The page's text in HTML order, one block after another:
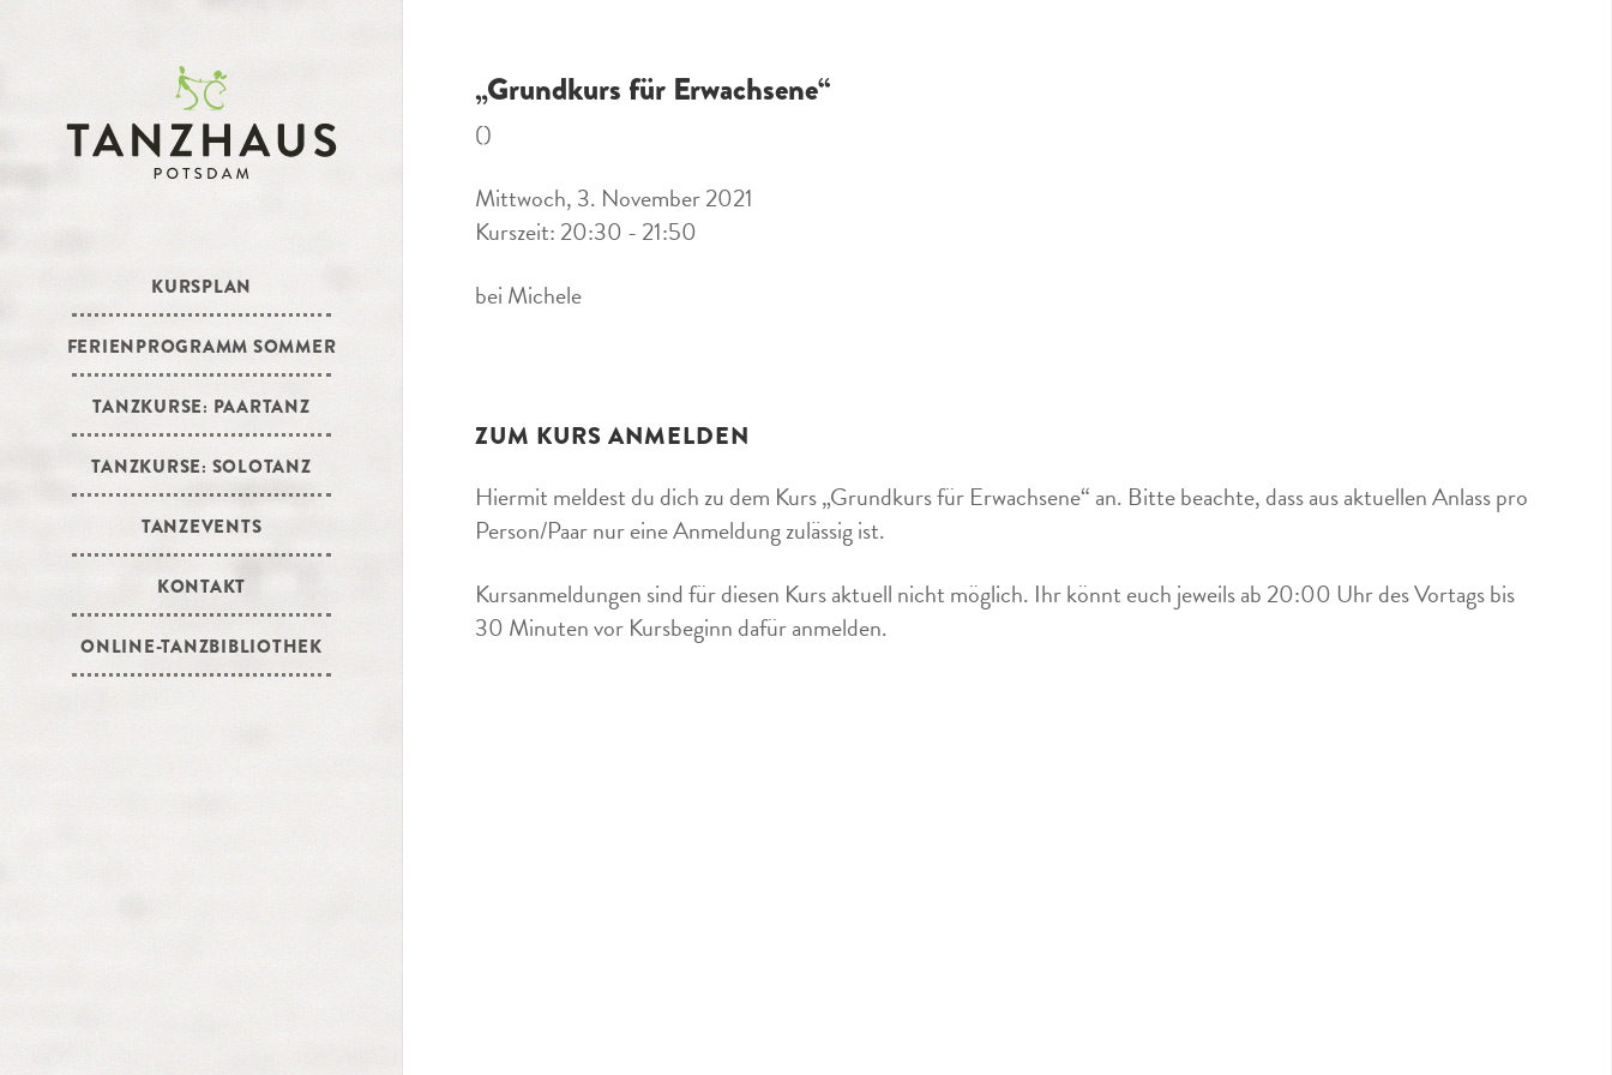
KURSPLAN
FERIENPROGRAMM SOMMER
TANZKURSE: PAARTANZ
TANZKURSE: SOLOTANZ
TANZEVENTS
KONTAKT
ONLINE-TANZBIBLIOTHEK
„Grundkurs für Erwachsene“
()
Mittwoch, 3. November 2021
Kurszeit: 20:30 - 21:50
bei Michele
ZUM KURS ANMELDEN
Hiermit meldest du dich zu dem Kurs „Grundkurs für Erwachsene“ an. Bitte beachte, dass aus aktuellen Anlass pro
Person/Paar nur eine Anmeldung zulässig ist.
Kursanmeldungen sind für diesen Kurs aktuell nicht möglich. Ihr könnt euch jeweils ab 20:00 Uhr des Vortags bis
30 Minuten vor Kursbeginn dafür anmelden.